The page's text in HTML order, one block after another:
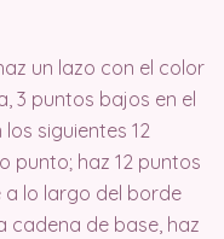
un lazo con el color
3 puntos bajos en el
siguientes 12
punto; haz 12 puntos
lo largo del borde
cadena de base, haz